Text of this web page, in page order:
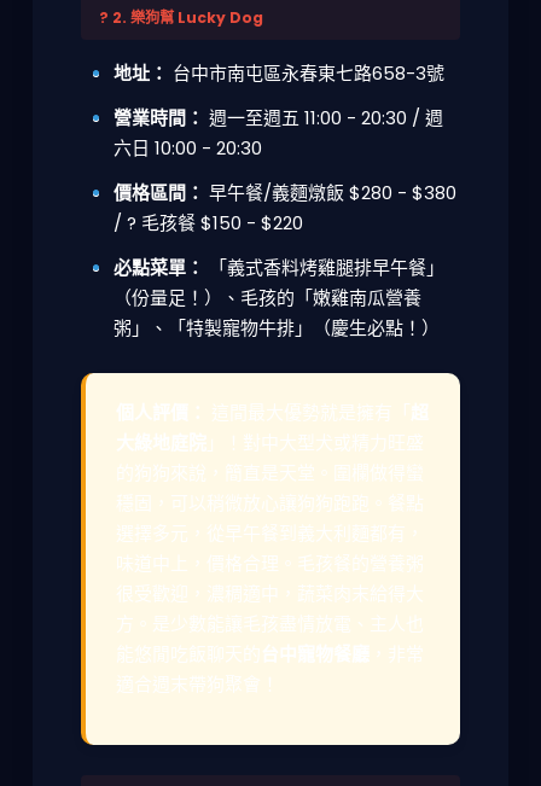
? 2. 樂狗幫 Lucky Dog
地址： 台中市南屯區永春東七路658-3號
營業時間： 週一至週五 11:00 - 20:30 / 週
六日 10:00 - 20:30
價格區間： 早午餐/義麵燉飯 $280 - $380
/ ? 毛孩餐 $150 - $220
必點菜單：
「義式香料烤雞腿排早午餐」
（份量足！）、毛孩的「嫩雞南瓜營養
粥」、「特製寵物牛排」（慶生必點！）
個人評價： 這間最大優勢就是擁有「超
大綠地庭院」！對中大型犬或精力旺盛
的狗狗來說，簡直是天堂。圍欄做得蠻
穩固，可以稍微放心讓狗狗跑跑。餐點
選擇多元，從早午餐到義大利麵都有，
味道中上，價格合理。毛孩餐的營養粥
很受歡迎，濃稠適中，蔬菜肉末給得大
方。是少數能讓毛孩盡情放電、主人也
能悠閒吃飯聊天的台中寵物餐廳，非常
適合週末帶狗聚會！